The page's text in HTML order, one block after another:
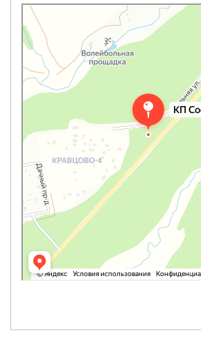
Яндекс Карты
КП Сосны лайф — Яндекс Карты